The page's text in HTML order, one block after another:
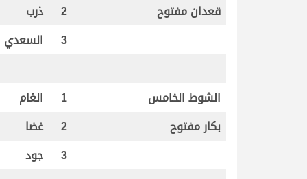
قعدان مفتوح
2 ذرب
3
السعدي
الشوط الخامس 1 الغام
بكار مفتوح
2 غضا
3
جود